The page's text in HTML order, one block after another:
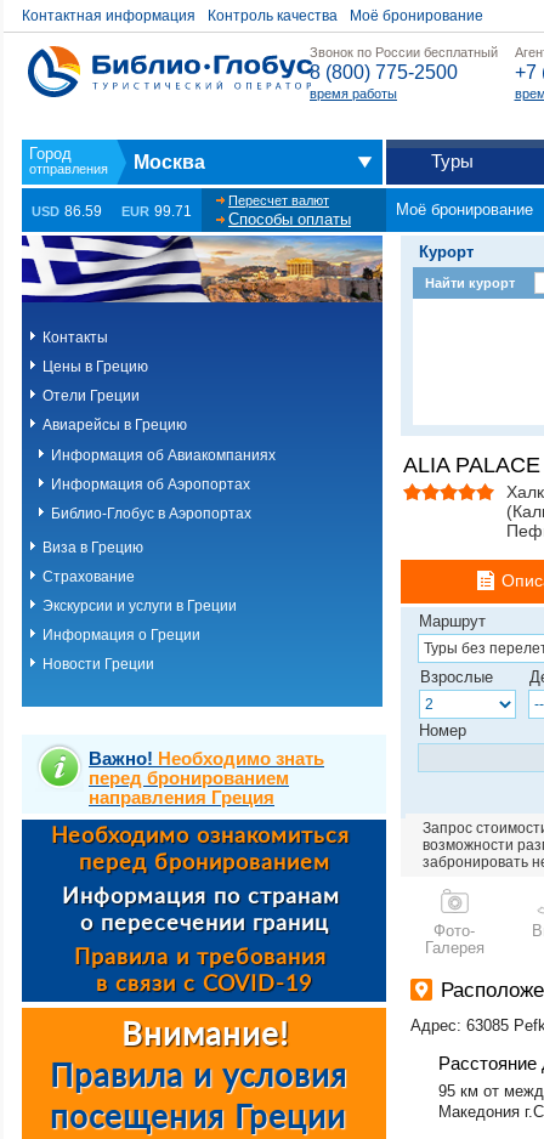
Контактная информация Контроль качества Моё бронирование
Звонок по России бесплатный
8 (800) 775-2500
время работы
+7
Москва Туры
USD 86.59 EUR 99.71
Пересчет валют
Способы оплаты
Моё бронирование
Контакты
Цены в Грецию
Отели Греции
Авиарейсы в Грецию
Информация об Авиакомпаниях
Информация об Аэропортах
Библио-Глобус в Аэропортах
Виза в Грецию
Страхование
Экскурсии и услуги в Греции
Информация о Греции
Новости Греции
Важно! Необходимо знать
перед бронированием
направления Греция
Курорт
Найти курорт
ALIA
Маршрут
Взрослые
Номер
Запрос
возможности
забронировать
Фото-
Галерея
Адрес: 63085
Расстояние
95 км от
Македония